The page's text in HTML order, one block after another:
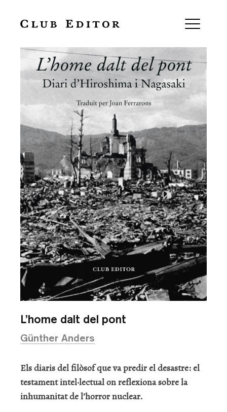
L’home dalt del pont
Günther Anders
Els diaris del filòsof que va predir el desastre: el
testament intel·lectual on reflexiona sobre la
inhumanitat de l’horror nuclear.